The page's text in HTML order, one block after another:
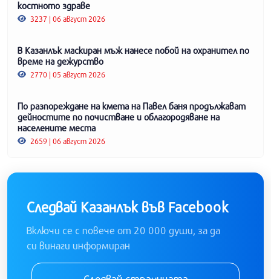
костното здраве
3237 | 06 август 2026
В Казанлък маскиран мъж нанесе побой на охранител по
време на дежурство
2770 | 05 август 2026
По разпореждане на кмета на Павел баня продължават
дейностите по почистване и облагородяване на
населените места
2659 | 06 август 2026
Следвай Казанлък във Facebook
Включи се с повече от 20 000 души, за да
си винаги информиран